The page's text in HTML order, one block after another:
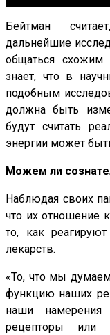
Бейтман
дальнейшие
общаться
знает, что в
подобным
должна быть
будут считать
энергии может
Можем ли
Наблюдая своих
что их отношение
то, как
лекарств.
«То, что мы
функцию наших
наши
рецепторы или